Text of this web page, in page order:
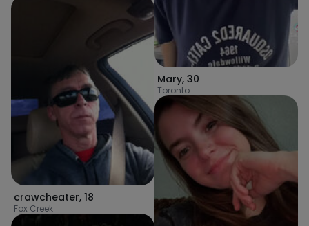
crawcheater, 18
Fox Creek
Mary, 30
Toronto